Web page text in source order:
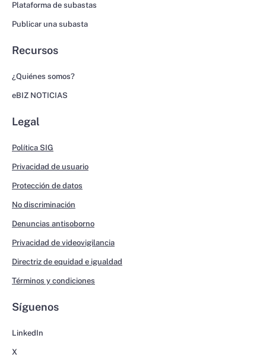
Plataforma de subastas
Publicar una subasta
Recursos
¿Quiénes somos?
eBIZ NOTICIAS
Legal
Política SIG
Privacidad de usuario
Protección de datos
No discriminación
Denuncias antisoborno
Privacidad de videovigilancia
Directriz de equidad e igualdad
Términos y condiciones
Síguenos
LinkedIn
X